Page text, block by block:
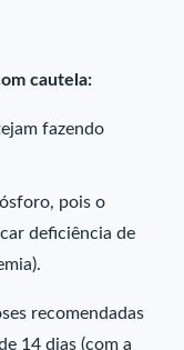
cautela:
fazendo
pois o
deficiência de
recomendadas
14 dias (com a